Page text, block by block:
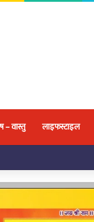
– वास्तु लाइफस्टाइल